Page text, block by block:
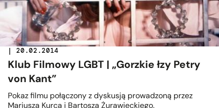
| 20.02.2014
Klub Filmowy LGBT | „Gorzkie łzy Petry
von Kant”
Pokaz filmu połączony z dyskusją prowadzoną przez
Mariusza Kurca i Bartosza Żurawieckiego.